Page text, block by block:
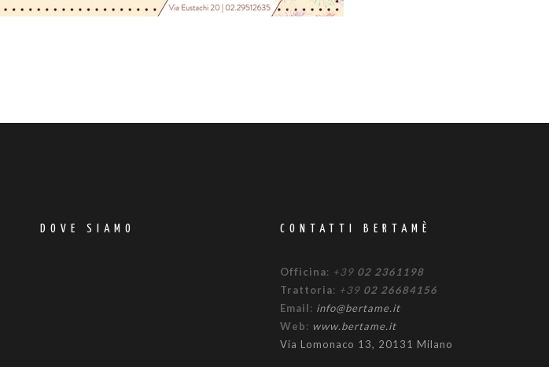
DOVE SIAMO CONTATTI BERTAMÈ
Officina: +39 02 2361198
Trattoria: +39 02 26684156
Email: info@bertame.it
Web: www.bertame.it
Via Lomonaco 13, 20131 Milano